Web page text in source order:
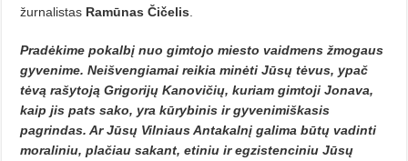
žurnalistas Ramūnas Čičelis
Pradėkime pokalbį nuo gimtojo miesto vaidmens žmogaus
gyvenime. Neišvengiamai reikia minėti Jūsų tėvus, ypač
tėvą rašytoją Grigorijų Kanovičių, kuriam gimtoji Jonava,
kaip jis pats sako, yra kūrybinis ir gyvenimiškasis
pagrindas. Ar Jūsų Vilniaus Anta­kalnį galima būtų vadinti
mora­liniu, plačiau sakant, etiniu ir eg­zistenciniu Jūsų